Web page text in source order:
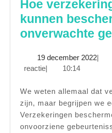
Hoe
kunnen
onverwachte
19 december 202219
|
reactie| 10:14
We weten allemaal dat verzekeringen belangrijk
zijn, maar begrijpen we
Verzekeringen
onvoorziene